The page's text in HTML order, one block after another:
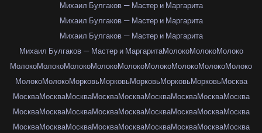
Михаил Булгаков — Мастер и Маргарита
Михаил Булгаков — Мастер и Маргарита
Михаил Булгаков — Мастер и Маргарита
Михаил Булгаков — Мастер и МаргаритаМолокоМолокоМолоко
МолокоМолокоМолокоМолокоМолокоМолокоМолокоМолокоМолоко
МолокоМолокоМорковьМорковьМорковьМорковьМорковьМосква
МоскваМоскваМоскваМоскваМоскваМоскваМоскваМоскваМосква
МоскваМоскваМоскваМоскваМоскваМоскваМоскваМоскваМосква
МоскваМоскваМоскваМоскваМоскваМоскваМоскваМоскваМосква